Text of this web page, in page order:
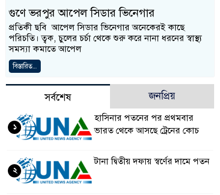
গুণে ভরপুর আপেল সিডার ভিনেগার
প্রতিকী ছবি আপেল সিডার ভিনেগার অনেকেরই কাছে
পরিচতি। ত্বক, চুলের চর্চা থেকে শুরু করে নানা ধরনের স্বাস্থ্য
সমস্যা কমাতে আপেল
বিস্তারিত...
সর্বশেষ জনপ্রিয়
হাসিনার পতনের পর প্রথমবার
ভারত থেকে আসছে ট্রেনের কোচ
১
টানা দ্বিতীয় দফায় স্বর্ণের দামে পতন
২